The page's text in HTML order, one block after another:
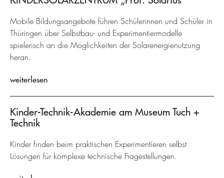
Mobile Bildungsangebote führen Schülerinnen und Schüler in
Thüringen über Selbstbau- und Experimentiermodelle
spielerisch an die Möglichkeiten der Solarenergienutzung
heran.
weiterlesen
Kinder-Technik-Akademie am Museum Tuch +
Technik
Kinder finden beim praktischen Experimentieren selbst
Lösungen für komplexe technische Fragestellungen.